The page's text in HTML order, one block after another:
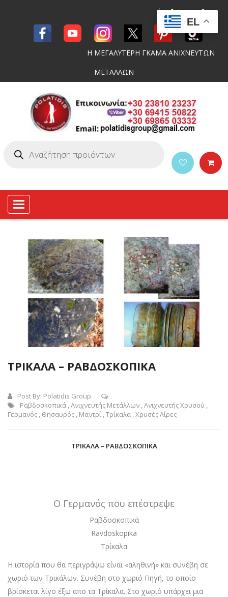
Η ΜΕΓΑΛΥΤΕΡΗ ΓΚΑΜΑ ΑΝΙΧΝΕΥΤΩΝ
ΜΕΤΑΛΛΩΝ
Toggle
navigation
ΤΡΙΚΑΛΑ – ΡΑΒΔΟΣΚΟΠΙΚΑ
Post By: Polatidis Group
Ραβδοσκοπικά ,Ανιχνευτής Μετάλλων ,Ανιχνευτής Χρυσού ,
Γερμανός , Θησαυρός , Μαντρί ,Τρίκαλα ,Χρυσές Λίρες
ΤΡΙΚΑΛΑ – ΡΑΒΔΟΣΚΟΠΙΚΑ
Ο Γερμανός που επέστρεψε
Ραβδοσκοπικά
Ravdoskopika
Τρίκαλα
Η ιστορία που θα περιγράψω είναι «αληθινή» και συνέβη σε
χωριό των Τρικάλων. Συνέβη στο χωριό Πηγή, το οποίο
βρίσκεται λίγο έξω απο τα Τρίκαλα. Στο χωριό υπάρχει μια
EL